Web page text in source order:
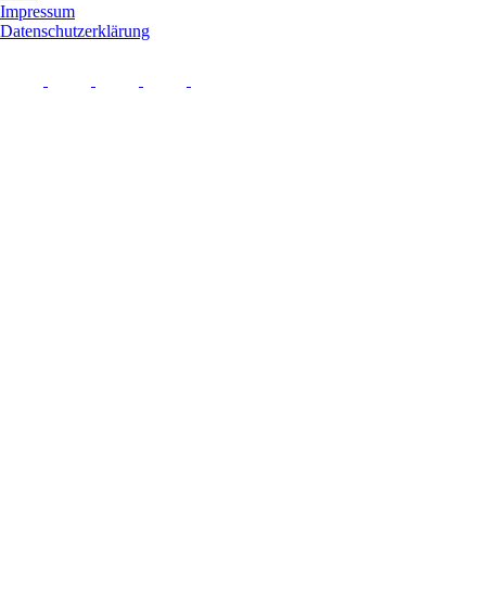
Impressum
Datenschutzerklärung